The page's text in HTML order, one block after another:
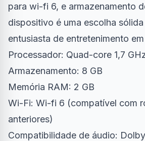
para wi-fi 6, e armazenamento
dispositivo é uma escolha
entusiasta de entretenimento
Processador: Quad-core 1,7
Armazenamento: 8 GB
Memória RAM: 2 GB
Wi-Fi: Wi-fi 6 (compatível com
anteriores)
Compatibilidade de áudio: